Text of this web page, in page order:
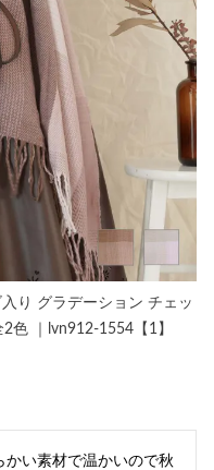
り グラデーション チェッ
色 ｜lvn912-1554【1】
い素材で温かいので秋